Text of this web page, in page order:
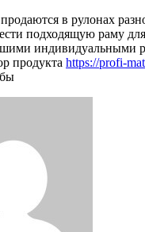
в рулонах
подходящую раму
индивидуальными
продукта https://profi-